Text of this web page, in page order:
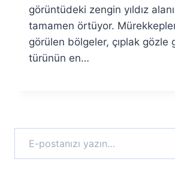
görüntüdeki zengin yıldız
tamamen örtüyor.
görülen bölgeler, çıplak gözle
türünün en…
E-postanızı yazın…